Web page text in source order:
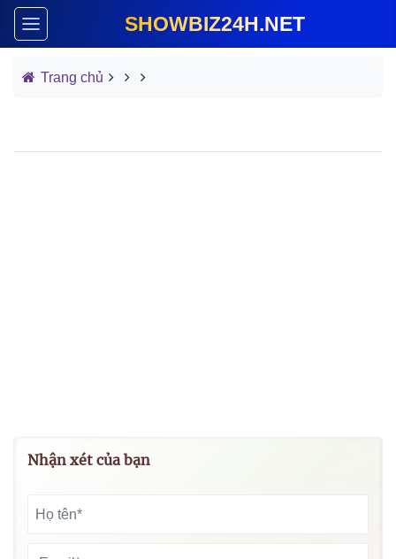
SHOWBIZ24H.NET
Trang chủ
Nhận xét của bạn